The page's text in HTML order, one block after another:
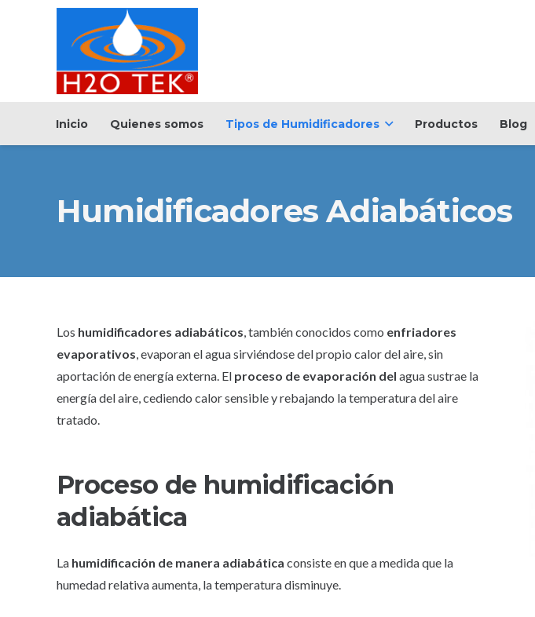
Inicio Quienes somos Tipos de Humidificadores Productos Blog
Humidificadores Adiabáticos
Los humidificadores adiabáticos, también conocidos como enfriadores
evaporativos, evaporan el agua sirviéndose del propio calor del aire, sin
aportación de energía externa. El proceso de evaporación del agua sustrae la
energía del aire, cediendo calor sensible y rebajando la temperatura del aire
tratado.
Proceso de humidificación
adiabática
La humidificación de manera adiabática consiste en que a medida que la
humedad relativa aumenta, la temperatura disminuye.